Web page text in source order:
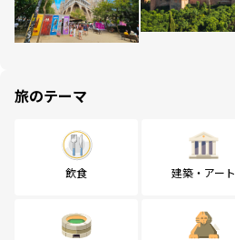
旅のテーマ
飲食 建築・アート